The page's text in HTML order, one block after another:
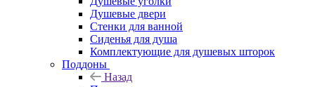
Душевые двери
Стенки для ванной
Сиденья для душа
Комплектующие для душевых шторок
Поддоны
Назад